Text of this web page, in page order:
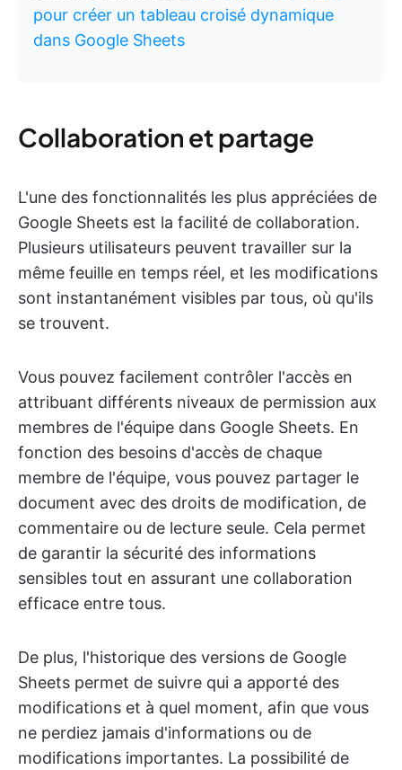
pour créer un tableau croisé dynamique
dans Google Sheets
Collaboration et partage
L'une des fonctionnalités les plus appréciées de
Google Sheets est la facilité de collaboration.
Plusieurs utilisateurs peuvent travailler sur la
même feuille en temps réel, et les modifications
sont instantanément visibles par tous, où qu'ils
se trouvent.
Vous pouvez facilement contrôler l'accès en
attribuant différents niveaux de permission aux
membres de l'équipe dans Google Sheets. En
fonction des besoins d'accès de chaque
membre de l'équipe, vous pouvez partager le
document avec des droits de modification, de
commentaire ou de lecture seule. Cela permet
de garantir la sécurité des informations
sensibles tout en assurant une collaboration
efficace entre tous.
De plus, l'historique des versions de Google
Sheets permet de suivre qui a apporté des
modifications et à quel moment, afin que vous
ne perdiez jamais d'informations ou de
modifications importantes. La possibilité de